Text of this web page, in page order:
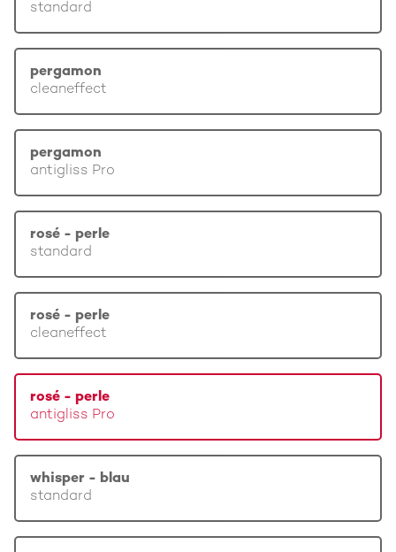
standard
pergamon
cleaneffect
pergamon
antigliss Pro
rosé - perle
standard
rosé - perle
cleaneffect
rosé - perle
antigliss Pro
whisper - blau
standard